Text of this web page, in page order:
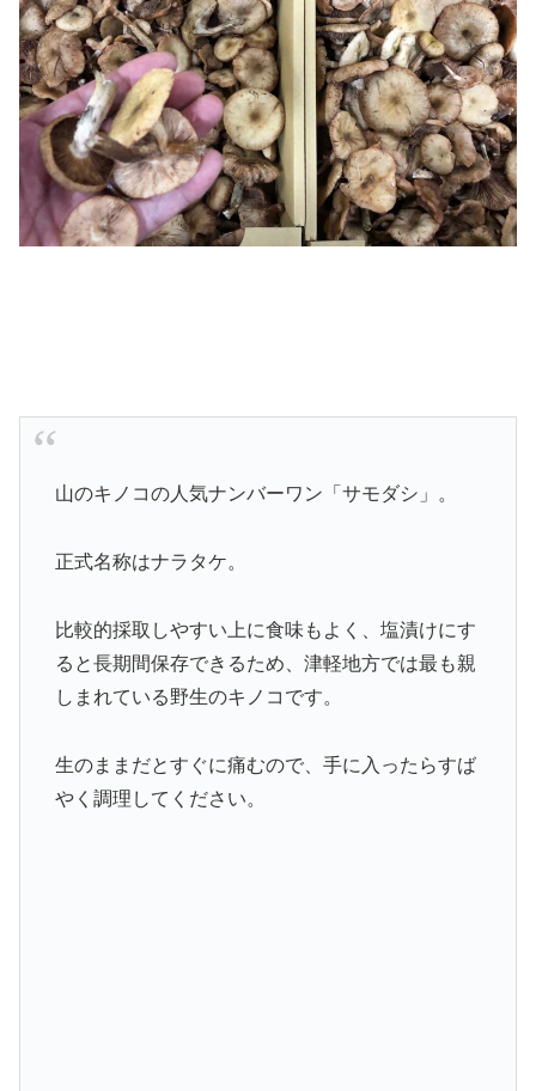
山のキノコの人気ナンバーワン「サモダシ」。
正式名称はナラタケ。
比較的採取しやすい上に食味もよく、塩漬けにす
ると長期間保存できるため、津軽地方では最も親
しまれている野生のキノコです。
生のままだとすぐに痛むので、手に入ったらすば
やく調理してください。